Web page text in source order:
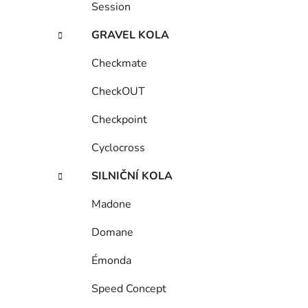
Session
GRAVEL KOLA
Checkmate
CheckOUT
Checkpoint
Cyclocross
SILNIČNÍ KOLA
Madone
Domane
Émonda
Speed Concept